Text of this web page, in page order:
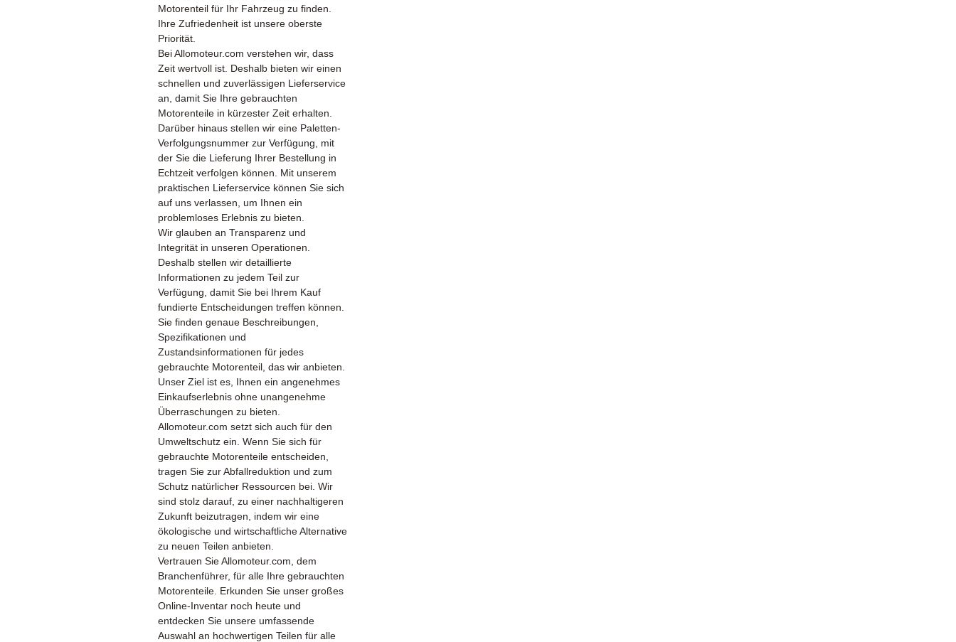
Motorenteil für Ihr Fahrzeug zu finden.
Ihre Zufriedenheit ist unsere oberste
Priorität.
Bei Allomoteur.com verstehen wir, dass
Zeit wertvoll ist. Deshalb bieten wir einen
schnellen und zuverlässigen Lieferservice
an, damit Sie Ihre gebrauchten
Motorenteile in kürzester Zeit erhalten.
Darüber hinaus stellen wir eine Paletten-
Verfolgungsnummer zur Verfügung, mit
der Sie die Lieferung Ihrer Bestellung in
Echtzeit verfolgen können. Mit unserem
praktischen Lieferservice können Sie sich
auf uns verlassen, um Ihnen ein
problemloses Erlebnis zu bieten.
Wir glauben an Transparenz und
Integrität in unseren Operationen.
Deshalb stellen wir detaillierte
Informationen zu jedem Teil zur
Verfügung, damit Sie bei Ihrem Kauf
fundierte Entscheidungen treffen können.
Sie finden genaue Beschreibungen,
Spezifikationen und
Zustandsinformationen für jedes
gebrauchte Motorenteil, das wir anbieten.
Unser Ziel ist es, Ihnen ein angenehmes
Einkaufserlebnis ohne unangenehme
Überraschungen zu bieten.
Allomoteur.com setzt sich auch für den
Umweltschutz ein. Wenn Sie sich für
gebrauchte Motorenteile entscheiden,
tragen Sie zur Abfallreduktion und zum
Schutz natürlicher Ressourcen bei. Wir
sind stolz darauf, zu einer nachhaltigeren
Zukunft beizutragen, indem wir eine
ökologische und wirtschaftliche Alternative
zu neuen Teilen anbieten.
Vertrauen Sie Allomoteur.com, dem
Branchenführer, für alle Ihre gebrauchten
Motorenteile. Erkunden Sie unser großes
Online-Inventar noch heute und
entdecken Sie unsere umfassende
Auswahl an hochwertigen Teilen für alle